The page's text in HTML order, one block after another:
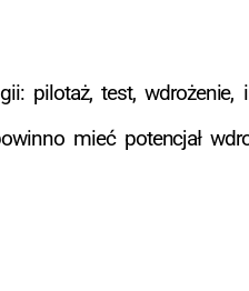
pilotaż, test, wdrożenie,
mieć potencjał